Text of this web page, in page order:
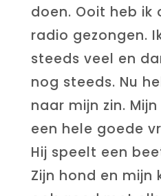
doen. Ooit heb ik
radio gezongen.
steeds veel en
nog steeds. Nu
naar mijn zin.
een hele goede
Hij speelt een
Zijn hond en mijn